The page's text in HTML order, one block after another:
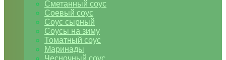
Сметанный соус
Соевый соус
Соус сырный
Соусы на зиму
Томатный соус
Маринады
Чесночный соус